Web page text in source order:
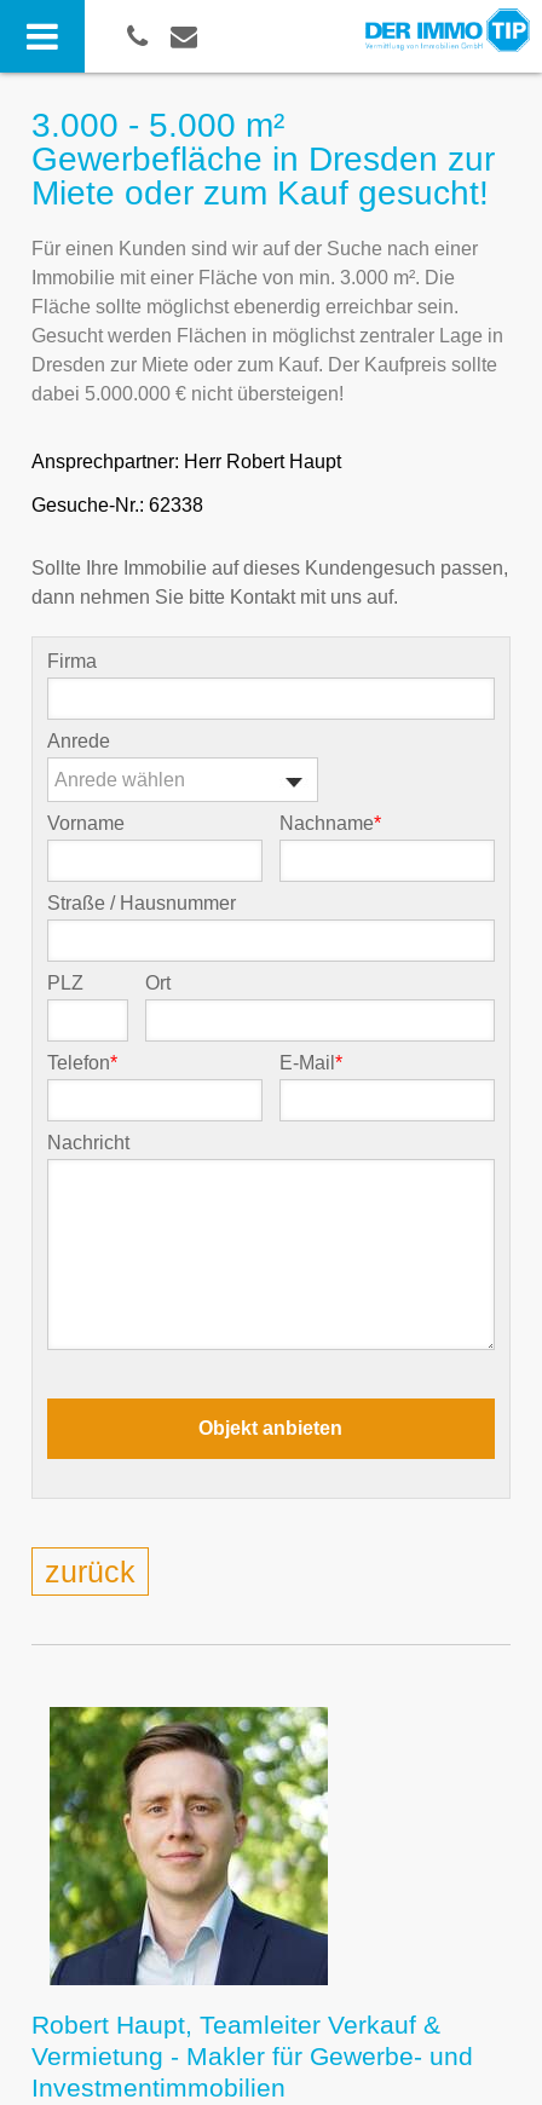
3.000 - 5.000 m²
Gewerbefläche in Dresden zur
Miete oder zum Kauf gesucht!
Für einen Kunden sind wir auf der Suche nach einer
Immobilie mit einer Fläche von min. 3.000 m². Die
Fläche sollte möglichst ebenerdig erreichbar sein.
Gesucht werden Flächen in möglichst zentraler Lage in
Dresden zur Miete oder zum Kauf. Der Kaufpreis sollte
dabei 5.000.000 € nicht übersteigen!
Ansprechpartner: Herr Robert Haupt
Gesuche-Nr.: 62338
Sollte Ihre Immobilie auf dieses Kundengesuch passen,
dann nehmen Sie bitte Kontakt mit uns auf.
Firma
Anrede
Anrede wählen
Vorname Nachname*
Straße / Hausnummer
PLZ Ort
Telefon* E-Mail*
Nachricht
zurück
Robert Haupt, Teamleiter Verkauf &
Vermietung - Makler für Gewerbe- und
Investmentimmobilien